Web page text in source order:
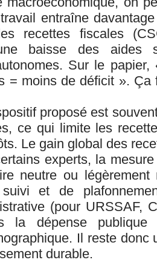
entraîne
recettes fiscales
baisse des aides
Sur le papier,
= moins de déficit ».
proposé est
ce qui limite les
Le gain global des
experts, la
neutre ou
et de
(pour URSSAF,
la dépense
Il reste donc
durable.